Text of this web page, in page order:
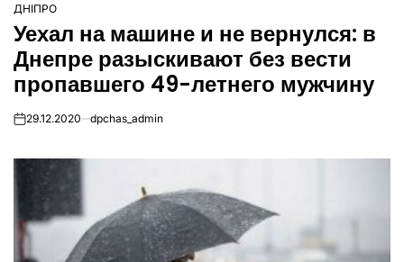
ОПУБЛІКУВАТИ
У
ДНІПРО
Уехал на машине и не вернулся: в
Днепре разыскивают без вести
пропавшего 49-летнего мужчину
on29.12.2020 dpchas_admin